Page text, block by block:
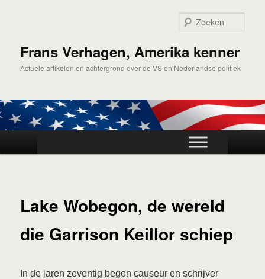
inhoudFrans Verhagen, Amerika kenner
Actuele artikelen en achtergrond over de VS en Nederlandse politiek
Lake Wobegon, de wereld
die Garrison Keillor schiep
In de jaren zeventig begon causeur en schrijver